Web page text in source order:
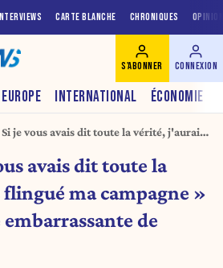
INTERVIEWS CARTE BLANCHE CHRONIQUES
EUROPE INTERNATIONAL ÉCONOMIE
S'ABONNER CONNEXION
Si je vous avais dit toute la vérité, j'aurais
de Glucksmann
avais dit toute la
ma campagne »
de